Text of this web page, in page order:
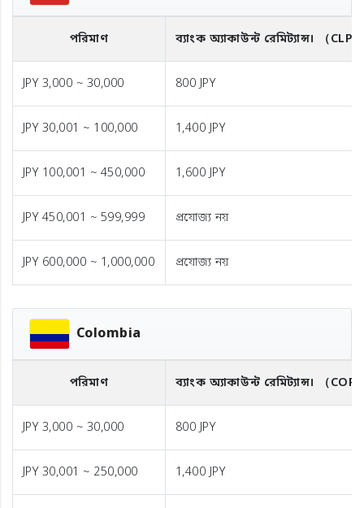
পরিমাণ ব্যাংক অ্যাকাউন্ট রেমিট্যান্স। （CLP）
JPY 3,000 ~ 30,000 800 JPY
JPY 30,001 ~ 100,000 1,400 JPY
JPY 100,001 ~ 450,000 1,600 JPY
JPY 450,001 ~ 599,999 প্রযোজ্য নয়
JPY 600,000 ~ 1,000,000 প্রযোজ্য নয়
Colombia
পরিমাণ ব্যাংক অ্যাকাউন্ট রেমিট্যান্স। （COP
JPY 3,000 ~ 30,000 800 JPY
JPY 30,001 ~ 250,000 1,400 JPY